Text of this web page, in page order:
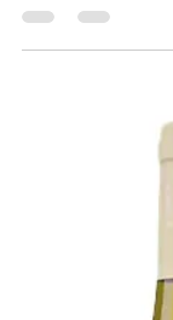
12,5% Alkohol,